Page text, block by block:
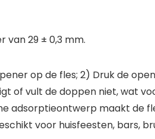
29 ± 0,3 mm.
op de fles; 2) Druk de
of vult de doppen niet, wat
adsorptieontwerp maakt de
voor huisfeesten, bars,